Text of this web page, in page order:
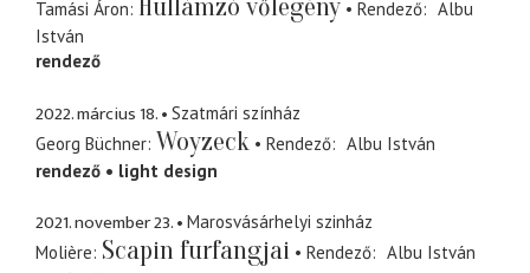
Tamási Áron Hullámzó vőlegény Rendező
Albu
István
rendező
2022. március 18.
Szatmári színház
Georg Büchner Woyzeck Rendező
Albu István
rendező
light design
2021. november 23.
Marosvásárhelyi szinház
Molière Scapin furfangjai Rendező
Albu István